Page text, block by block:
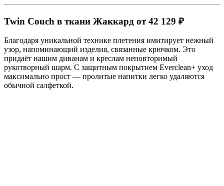
Twin Couch в ткани Жаккард от 42 129 ₽
Благодаря уникальной технике плетения имитирует нежный
узор, напоминающий изделия, связанные крючком. Это
придаёт нашим диванам и креслам неповторимый
рукотворный шарм. С защитным покрытием Everclean+ уход
максимально прост — пролитые напитки легко удаляются
обычной салфеткой.